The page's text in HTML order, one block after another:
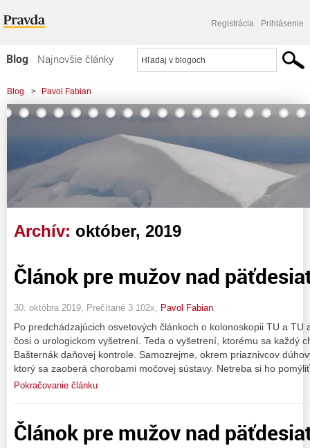
Registrácia Prihlásenie
Blog
Najnovšie články
Najčítanejšie články
Najkomentovanejšie články
Komerčné blogy
Blog > Pavol Fabian
Archív: október, 2019
Článok pre mužov nad
30. októbra 2019, Prečítané 3 102x, Pavol Fabian
Po predchádzajúcich osvetových článkoch o kolonoskopii TU a TU
čosi o urologickom vyšetrení. Teda o vyšetrení, ktorému sa každý
Bašternák daňovej kontrole. Samozrejme, okrem priaznivcov
ktorý sa zaoberá chorobami močovej sústavy. Netreba si ho
Pokračovanie článku
Článok pre mužov nad